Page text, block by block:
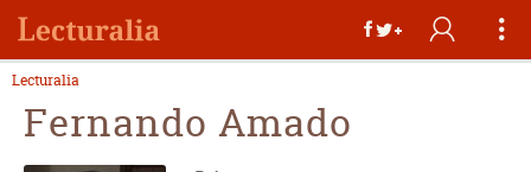
Lecturalia
Fernando Amado